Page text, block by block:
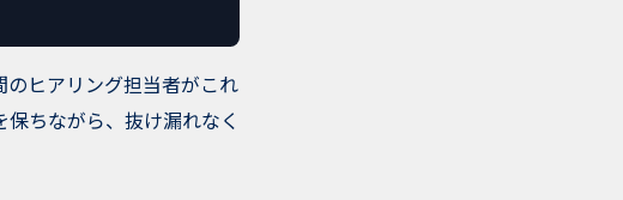
ヒアリング担当者がこれ
ちながら、抜け漏れなく